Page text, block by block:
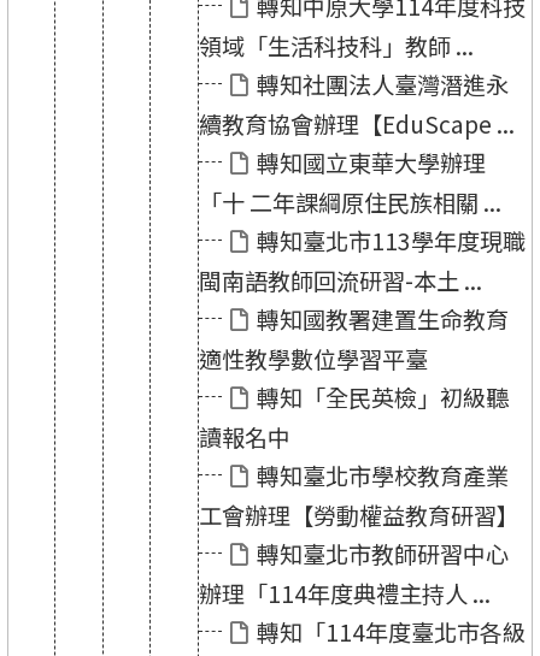
領域「生活科技科」教師 ...
轉知社團法人臺灣潛進永
續教育協會辦理【EduScape ...
轉知國立東華大學辦理
「十 二年課綱原住民族相關 ...
轉知臺北市113學年度現職
閩南語教師回流研習-本土 ...
轉知國教署建置生命教育
適性教學數位學習平臺
轉知「全民英檢」初級聽
讀報名中
轉知臺北市學校教育產業
工會辦理【勞動權益教育研習】
轉知臺北市教師研習中心
辦理「114年度典禮主持人 ...
轉知「114年度臺北市各級